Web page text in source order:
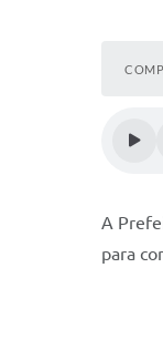
A
para